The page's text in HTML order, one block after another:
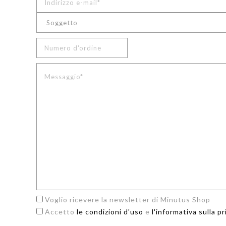
Voglio ricevere la newsletter di Minutus Shop
Accetto le condizioni d'uso e l'informativa sulla